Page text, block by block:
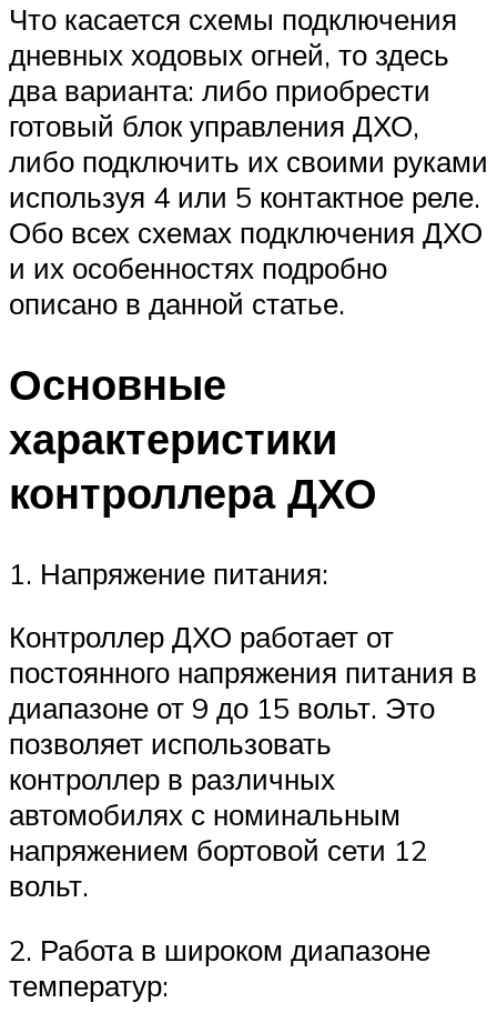
Что касается схемы подключения
дневных ходовых огней, то здесь
два варианта: либо приобрести
готовый блок управления ДХО,
либо подключить их своими руками
используя 4 или 5 контактное реле.
Обо всех схемах подключения ДХО
и их особенностях подробно
описано в данной статье.
Основные
характеристики
контроллера ДХО
1. Напряжение питания:
Контроллер ДХО работает от
постоянного напряжения питания в
диапазоне от 9 до 15 вольт. Это
позволяет использовать
контроллер в различных
автомобилях с номинальным
напряжением бортовой сети 12
вольт.
2. Работа в широком диапазоне
температур: